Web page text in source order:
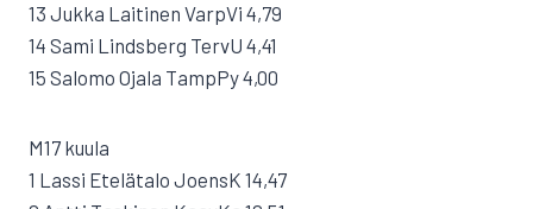
13 Jukka Laitinen VarpVi 4,79
14 Sami Lindsberg TervU 4,41
15 Salomo Ojala TampPy 4,00
M17 kuula
1 Lassi Etelätalo JoensK 14,47